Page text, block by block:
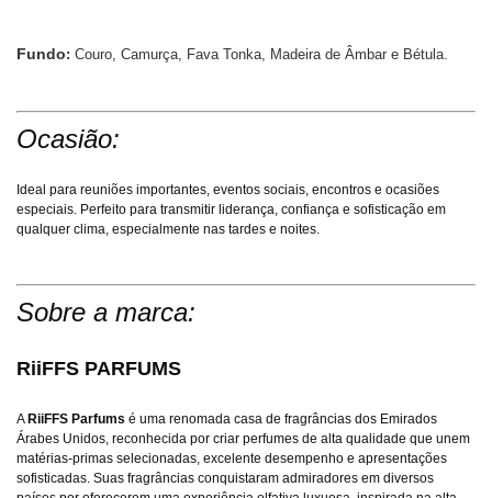
Fundo: Couro, Camurça, Fava Tonka, Madeira de Âmbar e Bétula.
Ocasião:
Ideal para reuniões importantes, eventos sociais, encontros e ocasiões
especiais. Perfeito para transmitir liderança, confiança e sofisticação em
qualquer clima, especialmente nas tardes e noites.
Sobre a marca:
RiiFFS PARFUMS
A RiiFFS Parfums é uma renomada casa de fragrâncias dos Emirados
Árabes Unidos, reconhecida por criar perfumes de alta qualidade que unem
matérias-primas selecionadas, excelente desempenho e apresentações
sofisticadas. Suas fragrâncias conquistaram admiradores em diversos